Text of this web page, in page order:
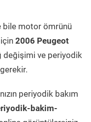
bile motor ömrünü
2006 Peugeot
değişimi ve periyodik
gerekir.
periyodik bakım
bakim-